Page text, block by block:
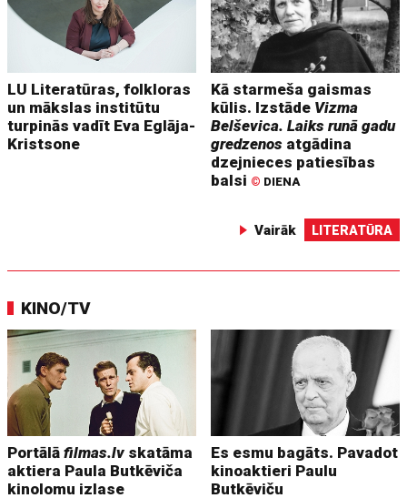
LU Literatūras, folkloras
un mākslas institūtu
turpinās vadīt Eva Eglāja-
Kristsone
Kā starmeša gaismas
kūlis. Izstāde Vizma
Belševica. Laiks runā gadu
gredzenos atgādina
dzejnieces patiesības
balsi © DIENA
Vairāk LITERATŪRA
KINO/TV
Portālāfilmas.lv skatāma
aktiera Paula Butkēviča
kinolomu izlase
Es esmu bagāts. Pavadot
kinoaktieri Paulu
Butkēviču